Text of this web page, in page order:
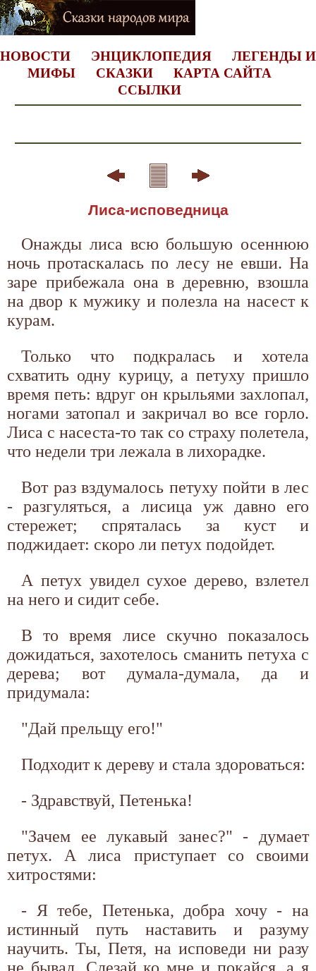
НОВОСТИ ЭНЦИКЛОПЕДИЯ
ЛЕГЕНДЫ И
МИФЫ
СКАЗКИ
КАРТА САЙТА
ССЫЛКИ
Лиса-исповедница
Онажды лиса всю большую осеннюю
ночь протаскалась по лесу не евши. На
заре прибежала она в деревню, взошла
на двор к мужику и полезла на насест к
курам.
Только что подкралась и хотела
схватить одну курицу, а петуху пришло
время петь: вдруг он крыльями захлопал,
ногами затопал и закричал во все горло.
Лиса с насеста-то так со страху полетела,
что недели три лежала в лихорадке.
Вот раз вздумалось петуху пойти в лес
- разгуляться, а лисица уж давно его
стережет; спряталась за куст и
поджидает: скоро ли петух подойдет.
А петух увидел сухое дерево, взлетел
на него и сидит себе.
В то время лисе скучно показалось
дожидаться, захотелось сманить петуха с
дерева; вот думала-думала, да и
придумала:
"Дай прельщу его!"
Подходит к дереву и стала здороваться:
- Здравствуй, Петенька!
"Зачем ее лукавый занес?" - думает
петух. А лиса приступает со своими
хитростями:
- Я тебе, Петенька, добра хочу - на
истинный путь наставить и разуму
научить. Ты, Петя, на исповеди ни разу
не бывал. Слезай ко мне и покайся, а я